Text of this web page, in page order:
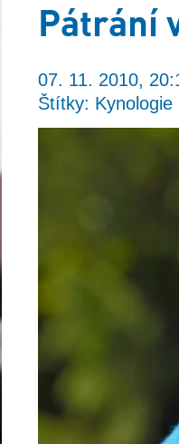
Pátrání
07. 11. 2010,
Štítky: Kynologie